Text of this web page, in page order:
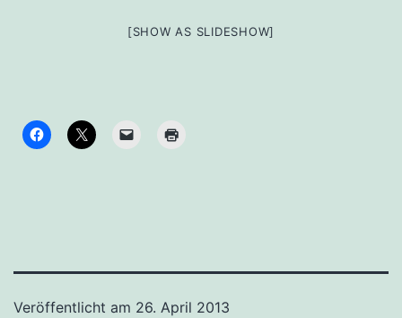
[SHOW AS SLIDESHOW]
Veröffentlicht am 26. April 2013